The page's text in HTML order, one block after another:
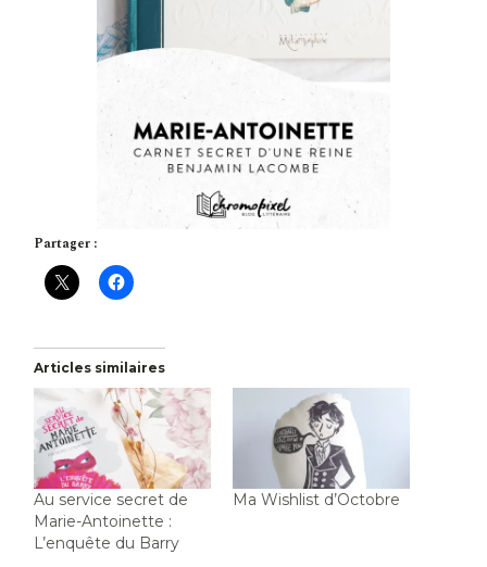
Partager :
Articles similaires
Au service secret de
Marie-Antoinette :
L’enquête du Barry
Ma Wishlist d’Octobre